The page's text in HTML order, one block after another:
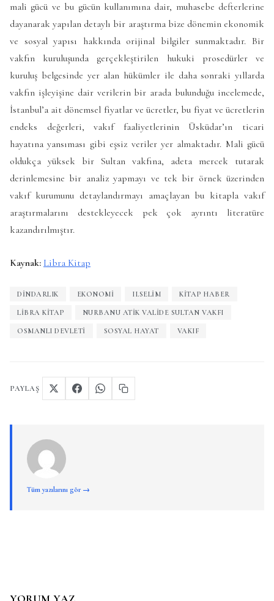
mali gücü ve bu gücün kullanımına dair, muhasebe defterlerine
dayanarak yapılan detaylı bir araştırma bize dönemin ekonomik
ve sosyal yapısı hakkında orijinal bilgiler sunmaktadır. Bir
vakfın kuruluşunda gerçekleştirilen hukuki prosedürler ve
kuruluş belgesinde yer alan hükümler ile daha sonraki yıllarda
vakfın işleyişine dair verilerin bir arada bulunduğu incelemede,
İstanbul’a ait dönemsel fiyatlar ve ücretler, bu fiyat ve ücretlerin
endeks değerleri, vakıf faaliyetlerinin Üsküdar’ın ticari
hayatına yansıması gibi eşsiz veriler yer almaktadır. Mali gücü
oldukça yüksek bir Sultan vakfına, adeta mercek tutarak
derinlemesine bir analiz yapmayı ve tek bir örnek üzerinden
vakıf kurumunu detaylandırmayı amaçlayan bu kitapla vakıf
araştırmalarını destekleyecek pek çok ayrıntı literatüre
kazandırılmıştır.
Kaynak: Libra Kitap
DINDARLIK EKONOMI II.SELIM KITAP HABER
LIBRA KITAP NURBANU ATIK VALIDE SULTAN VAKFI
OSMANLI DEVLETI SOSYAL HAYAT VAKIF
PAYLAŞ
Tüm yazılarını gör →